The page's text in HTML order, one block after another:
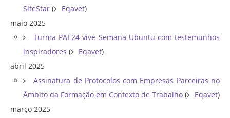
SiteStar ( Eqavet)
maio 2025
Turma PAE24 vive Semana Ubuntu com testemunhos
inspiradores ( Eqavet)
abril 2025
Assinatura de Protocolos com Empresas Parceiras no
Âmbito da Formação em Contexto de Trabalho ( Eqavet)
março 2025